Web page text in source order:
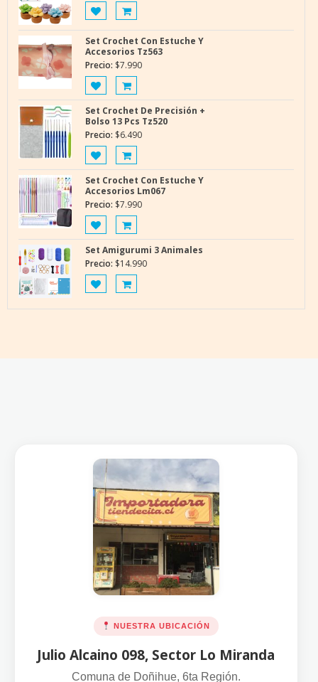
Set Crochet Con Estuche Y
Accesorios Tz563
Precio: $7.990
Set Crochet De Precisión +
Bolso 13 Pcs Tz520
Precio: $6.490
Set Crochet Con Estuche Y
Accesorios Lm067
Precio: $7.990
Set Amigurumi 3 Animales
Precio: $14.990
NUESTRA UBICACIÓN
Julio Alcaino 098, Sector Lo Miranda
Comuna de Doñihue, 6ta Región.